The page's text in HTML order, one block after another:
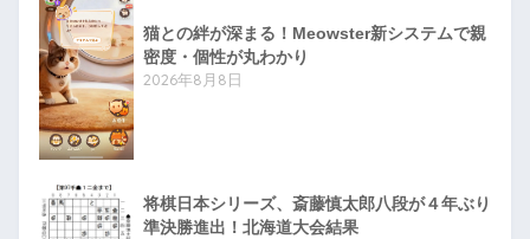
猫との絆が深まる！Meowster新システムで親
密度・個性が丸わかり
2026年8月8日
将棋日本シリーズ、斎藤慎太郎八段が４年ぶり
準決勝進出！北海道大会結果